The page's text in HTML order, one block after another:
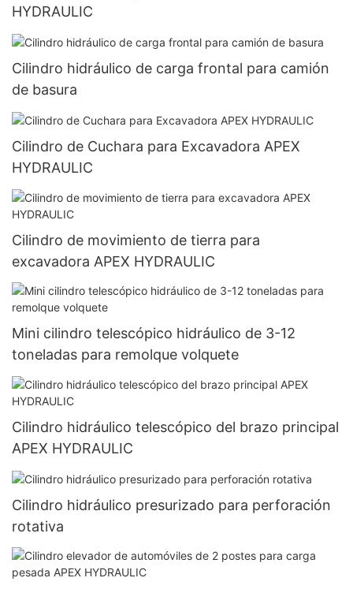
HYDRAULIC
Cilindro hidráulico de carga frontal para camión
de basura
Cilindro de Cuchara para Excavadora APEX
HYDRAULIC
Cilindro de movimiento de tierra para
excavadora APEX HYDRAULIC
Mini cilindro telescópico hidráulico de 3-12
toneladas para remolque volquete
Cilindro hidráulico telescópico del brazo principal
APEX HYDRAULIC
Cilindro hidráulico presurizado para perforación
rotativa